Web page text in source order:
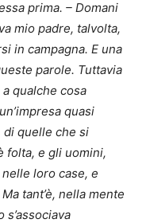
prima. – Domani
mio padre, talvolta,
in campagna. E una
parole. Tuttavia
qualche cosa
quasi
di quelle che si
folta, e gli uomini,
loro case, e
tant’è, nella mente
s’associava